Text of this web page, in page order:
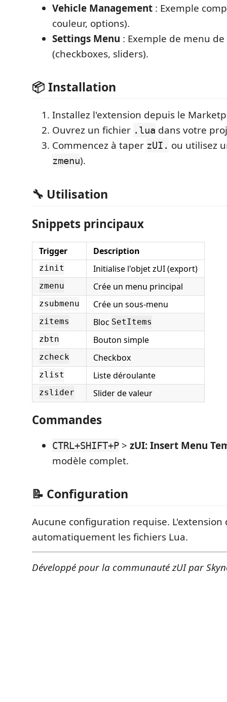
Vehicle Management : Exemple
couleur, options).
Settings Menu : Exemple de menu
(checkboxes, sliders).
📦 Installation
Installez l'extension depuis le
Ouvrez un fichier .lua dans votre
Commencez à taper zUI. ou utilisez
zmenu).
🔧 Utilisation
Snippets principaux
Trigger Description
zinit Initialise l'objet zUI (export)
zmenu Crée un menu principal
zsubmenu Crée un sous-menu
zitems Bloc SetItems
zbtn
Bouton simple
zcheck Checkbox
zlist Liste déroulante
zslider Slider de valeur
Commandes
CTRL+SHIFT+P > zUI: Insert Menu
modèle complet.
📝 Configuration
Aucune configuration requise. L'extension
automatiquement les fichiers Lua.
Développé pour la communauté zUI par